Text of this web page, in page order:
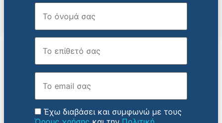
Όνομα
Επώνυμο
Email
Έχω διαβάσει και συμφωνώ με τους